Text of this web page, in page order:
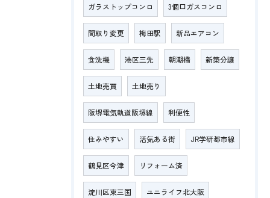
ガラストップコンロ 3個口ガスコンロ
間取り変更 梅田駅 新品エアコン
食洗機 港区三先 朝潮橋 新築分譲
土地売買 土地売り
阪堺電気軌道阪堺線 利便性
住みやすい 活気ある街 JR学研都市線
鶴見区今津 リフォーム済
淀川区東三国 ユニライフ北大阪